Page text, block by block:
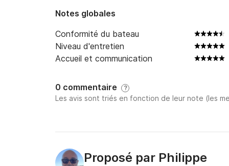
- Journée parcours libre : 1050€ + carburant
Prix variables selon prestations
Notes globales
Conformité du bateau
Niveau d'entretien
Accueil et communication
0 commentaire ?
Les avis sont triés en fonction de leur note (les
Proposé par Philippe